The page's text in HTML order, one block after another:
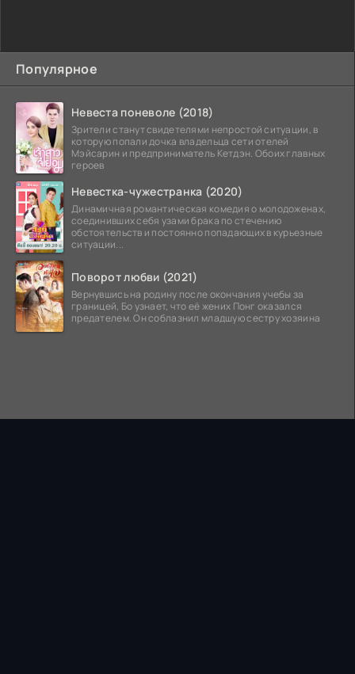
Популярное
Невеста поневоле (2018)
Зрители станут свидетелями непростой ситуации, в
которую попали дочка владельца сети отелей
Мэйсарин и предприниматель Кетдэн. Обоих главных
героев
Невестка-чужестранка (2020)
Динамичная романтическая комедия о молодоженах,
соединивших себя узами брака по стечению
обстоятельств и постоянно попадающих в курьезные
ситуации...
Поворот любви (2021)
Вернувшись на родину после окончания учебы за
границей, Бо узнает, что её жених Понг оказался
предателем. Он соблазнил младшую сестру хозяина